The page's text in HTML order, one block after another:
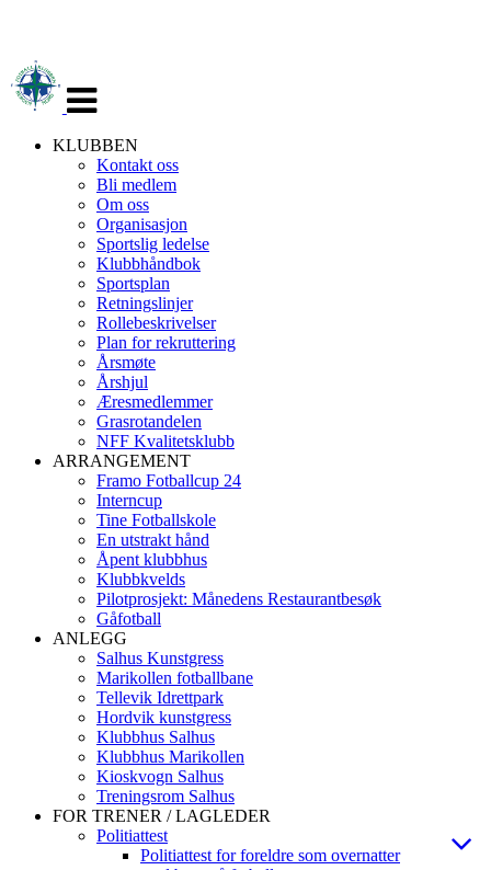
navigasjon
KLUBBEN
Kontakt oss
Bli medlem
Om oss
Organisasjon
Sportslig ledelse
Klubbhåndbok
Sportsplan
Retningslinjer
Rollebeskrivelser
Plan for rekruttering
Årsmøte
Årshjul
Æresmedlemmer
Grasrotandelen
NFF Kvalitetsklubb
ARRANGEMENT
Framo Fotballcup 24
Interncup
Tine Fotballskole
En utstrakt hånd
Åpent klubbhus
Klubbkvelds
Pilotprosjekt: Månedens Restaurantbesøk
Gåfotball
ANLEGG
Salhus Kunstgress
Marikollen fotballbane
Tellevik Idrettpark
Hordvik kunstgress
Klubbhus Salhus
Klubbhus Marikollen
Kioskvogn Salhus
Treningsrom Salhus
FOR TRENER / LAGLEDER
Politiattest
Politiattest for foreldre som overnatter